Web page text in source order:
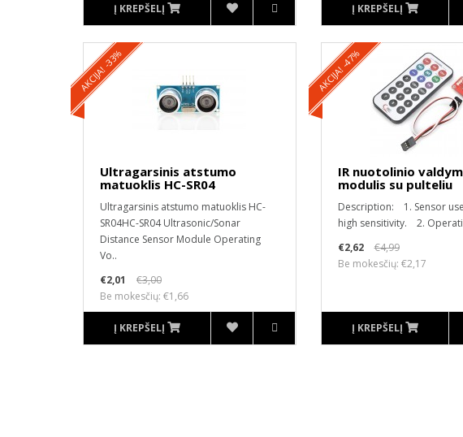
Į KREPŠELĮ Į KREPŠELĮ
AKCIJA! -33%
Ultragarsinis atstumo
matuoklis HC-SR04
Ultragarsinis atstumo matuoklis HC-
SR04HC-SR04 Ultrasonic/Sonar
Distance Sensor Module Operating
Vo..
€2,01
€3,00
Be mokesčių: €1,66
Į KREPŠELĮ
AKCIJA! -47%
IR nuotolinio
modulis su pulteliu
Description: 1. Sensor
high sensitivity. 2.
€2,62
€4,99
Be mokesčių: €2,17
Į KREPŠELĮ